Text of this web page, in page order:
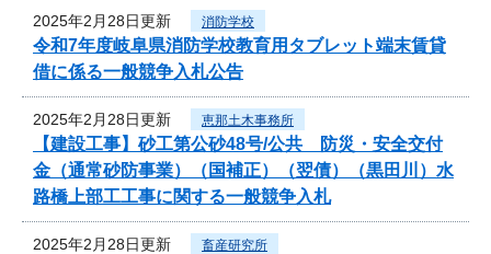
2025年2月28日更新 消防学校
令和7年度岐阜県消防学校教育用タブレット端末賃貸
借に係る一般競争入札公告
2025年2月28日更新 恵那土木事務所
【建設工事】砂工第公砂48号/公共 防災・安全交付
金（通常砂防事業）（国補正）（翌債）（黒田川）水
路橋上部工工事に関する一般競争入札
2025年2月28日更新 畜産研究所